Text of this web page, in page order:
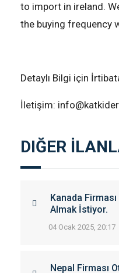
to import in ireland.
the buying frequency
Detaylı Bilgi için
İletişim:
DIĞER
Kanada
Almak İstiyor.
04 Ocak 2025, 20:17
Nepal Firması